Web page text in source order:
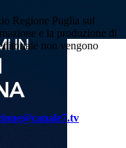
Regione Puglia sul
e la produzione di
non vengono